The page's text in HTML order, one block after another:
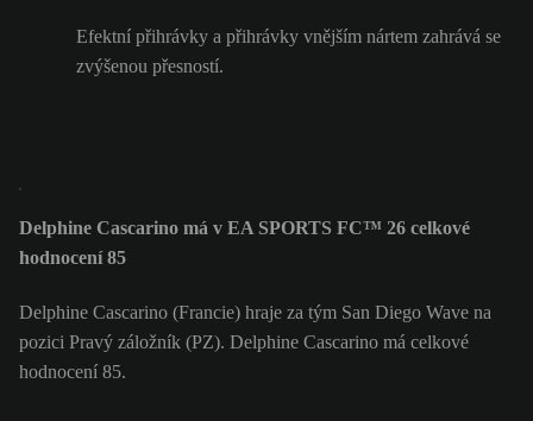
Efektní přihrávky a přihrávky vnějším nártem zahrává se
zvýšenou přesností.
Delphine Cascarino má v EA SPORTS FC™ 26 celkové
hodnocení 85
Delphine Cascarino (Francie) hraje za tým San Diego Wave na
pozici Pravý záložník (PZ). Delphine Cascarino má celkové
hodnocení 85.